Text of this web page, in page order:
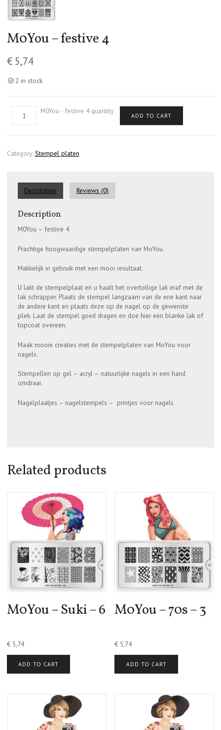
M0You – festive 4
€5,74
2 in stock
M0You - festive 4 quantity
ADD TO CART
Category: Stempel platen
Description Reviews (0)
Description
M0You – festive 4
Prachtige hoogwaardige stempelplaten van MoYou.
Makkelijk in gebruik met een mooi resultaat.
U lakt de stempelplaat en u haalt het overtollige lak eraf met de
lak schrapper. Plaats de stempel langzaam van de ene kant naar
de andere kant en plaats deze op de nagel op de gewenste
plek. Laat de stempel goed dragen en doe hier een blanke lak of
topcoat overeen.
Maak mooie creaties met de stempelplaten van MoYou voor
nagels.
Stempellen op gel – acryl – natuurlijke nagels in een hand
omdraai.
Nagelplaatjes – nagelstempels – printjes voor nagels
Related products
M0You – Suki – 6
€5,74
ADD TO CART
M0You – 70s – 3
€ 5,74
ADD TO CART